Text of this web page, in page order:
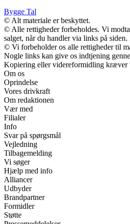
Bygge Tal
© Alt materiale er beskyttet.
© Alle rettigheder forbeholdes. Vi
salget, når du handler via links på siden.
© Vi forbeholder os alle rettigheder til
Nogle links kan give os indtjening
Kopiering eller videreformidling kræver
Om os
Oprindelse
Vores drivkraft
Om redaktionen
Vær med
Filialer
Info
Svar på spørgsmål
Vejledning
Tilbagemelding
Vi søger
Hjælp med info
Alliancer
Udbyder
Brandpartner
Formidler
Støtte